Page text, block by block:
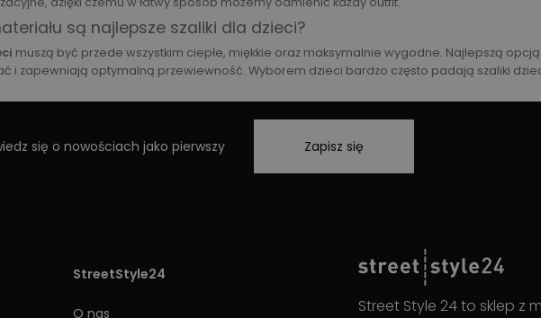
są najlepsze szaliki dla dzieci?
muszą być przede wszystkim ciepłe, miękkie oraz maksymalnie wygodne. Najlepszą
i zapewniają optymalną przewiewność. Wyborem dzieci bardzo często padają szaliki
się o nowościach jako pierwszy Zapisz się
StreetStyle24
O nas
Street Style 24 to sklep z